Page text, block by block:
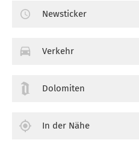
Newsticker
Verkehr
Dolomiten
In der Nähe